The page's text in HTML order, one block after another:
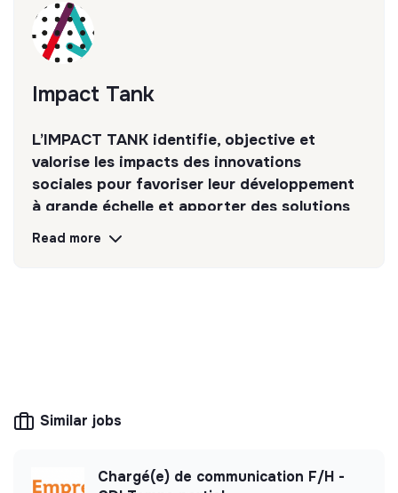
Impact Tank
L’IMPACT TANK identifie, objective et
valorise les impacts des innovations
sociales pour favoriser leur développement
à grande échelle et apporter des solutions
de terrain aux besoins sociétaux.
making potential is limited. It may be an
Read more
Similar jobs
Chargé(e) de communication F/H -